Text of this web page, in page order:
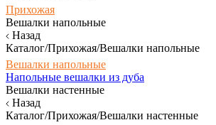
Прихожая
Вешалки напольные
Назад
Каталог/Прихожая/Вешалки напольные
Вешалки напольные
Напольные вешалки из дуба
Вешалки настенные
Назад
Каталог/Прихожая/Вешалки настенные